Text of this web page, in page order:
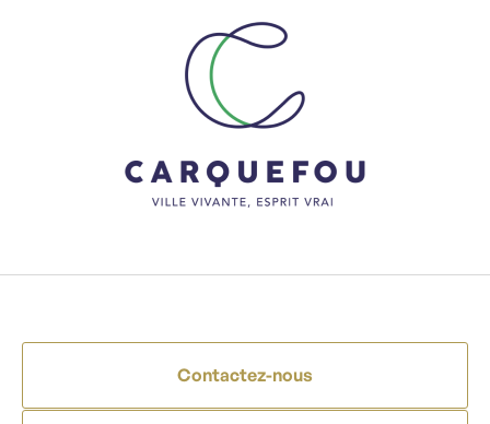
Contactez-nous